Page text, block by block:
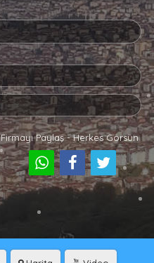
Firmayı Paylaş - Herkes Görsün